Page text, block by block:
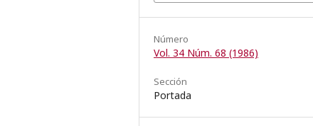
Número
Vol. 34 Núm. 68 (1986)
Sección
Portada